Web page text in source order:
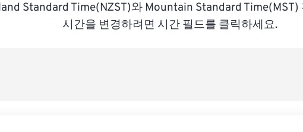
Standard Time(NZST)와 Mountain Standard Time(MST)
시간을 변경하려면 시간 필드를 클릭하세요.